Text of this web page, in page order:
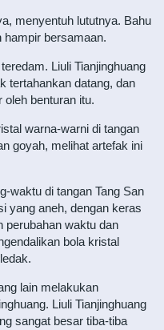
menyentuh lututnya. Bahu
hampir bersamaan.
Liuli Tianjinghuang
tertahankan datang, dan
oleh benturan itu.
warna-warni di tangan
goyah, melihat artefak ini
waktu di tangan Tang San
yang aneh, dengan keras
perubahan waktu dan
bola kristal
lain melakukan
Liuli Tianjinghuang
sangat besar tiba-tiba